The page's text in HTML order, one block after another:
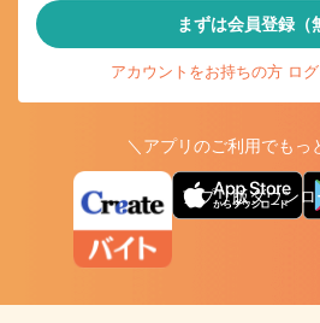
まずは会員登録（
アカウントをお持ちの方 ロ
＼アプリのご利用でもっ
アプリ版ダウン